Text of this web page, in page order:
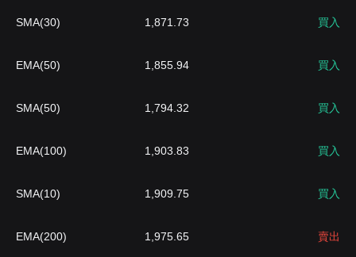
SMA(30) 1,871.73 買入
EMA(50) 1,855.94 買入
SMA(50) 1,794.32 買入
EMA(100) 1,903.83 買入
SMA(10) 1,909.75 買入
EMA(200) 1,975.65 賣出